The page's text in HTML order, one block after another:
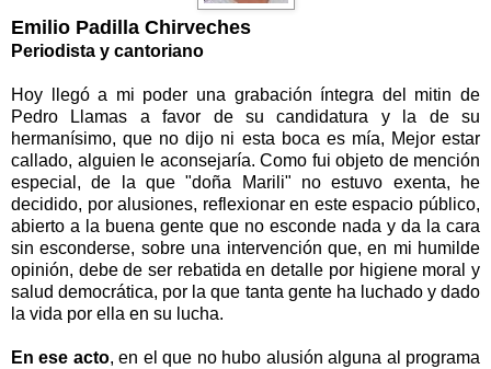
Emilio Padilla Chirveches
Periodista y cantoriano
Hoy llegó a mi poder una grabación íntegra del mitin de
Pedro Llamas a favor de su candidatura y la de su
hermanísimo, que no dijo ni esta boca es mía, Mejor estar
callado, alguien le aconsejaría. Como fui objeto de mención
especial, de la que "doña Marili" no estuvo exenta, he
decidido, por alusiones, reflexionar en este espacio público,
abierto a la buena gente que no esconde nada y da la cara
sin esconderse, sobre una intervención que, en mi humilde
opinión, debe de ser rebatida en detalle por higiene moral y
salud democrática, por la que tanta gente ha luchado y dado
la vida por ella en su lucha.
En ese acto, en el que no hubo alusión alguna al programa